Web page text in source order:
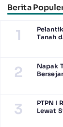
Berita
1
Tanah
2
Napak
3
PTPN I
Lewat